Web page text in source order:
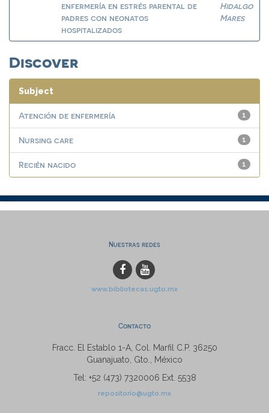
enfermería en estrés parental de
padres con neonatos
hospitalizados
Hidalgo
Mares
Discover
Subject
1
Atención de enfermería
1
Nursing care
1
Recién nacido
Nuestras redes
www.bibliotecas.ugto.mx
Contacto
Fracc. El Establo 1-A, Col. Marfil C.P. 36250
Guanajuato, Gto., México
Tel: +52 (473) 7320006 Ext. 5538
repositorio@ugto.mx